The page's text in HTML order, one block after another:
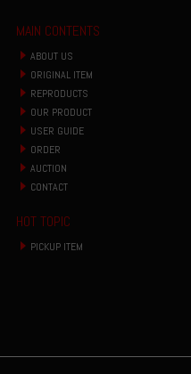
MAIN CONTENTS
ABOUT US
ORIGINAL ITEM
REPRODUCTS
OUR PRODUCT
USER GUIDE
ORDER
AUCTION
CONTACT
HOT TOPIC
PICKUP ITEM